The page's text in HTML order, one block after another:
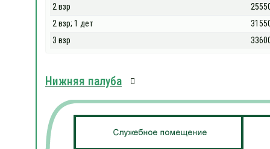
2 взр
2 взр; 1 дет
3 взр
Нижняя палуба